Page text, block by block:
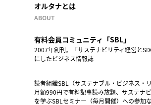
オルタナとは
ABOUT
有料会員コミュニティ「SBL」
2007年創刊。「サステナビリティ経営と
にしたビジネス情報誌
読者組織SBL（サステナブル・ビジネス・リ
月額990円で有料記事読み放題、サステナ
を学ぶSBLセミナー（毎月開催）への参加